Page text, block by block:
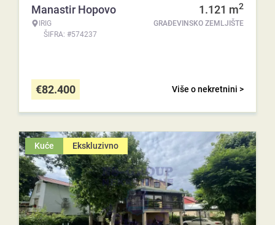
Manastir Hopovo
IRIG
ŠIFRA: #574237
1.121 m2
GRAĐEVINSKO ZEMLJIŠTE
Više o nekretnini >
€82.400
Kuće Ekskluzivno